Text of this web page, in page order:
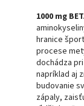
1000 mg
hranice
procese
dochádza
napríklad aj
budovanie
zápaly,